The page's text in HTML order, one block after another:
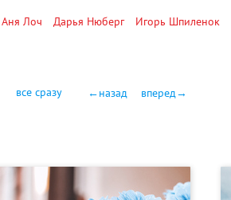
Аня Лоч Дарья Нюберг Игорь Шпиленок
все сразу ←назад вперед→